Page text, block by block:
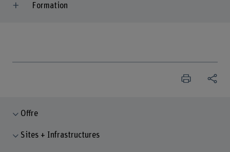
Formation
Offre
Sites + Infrastructures